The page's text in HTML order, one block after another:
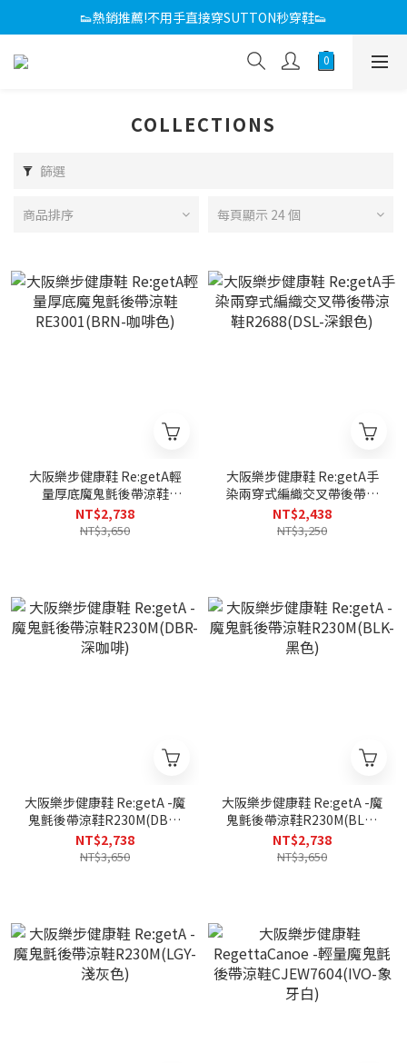
感恩回饋媽咪 滿額折
👟熱銷推薦!不用手直接穿SUTTON秒穿鞋👟
感恩回饋媽咪 滿額折
COLLECTIONS
篩選
商品排序 每頁顯示 24 個
大阪樂步健康鞋 Re:getA輕
量厚底魔鬼氈後帶涼鞋
RE3001(BRN-咖啡色)
NT$2,738
NT$3,650
大阪樂步健康鞋 Re:getA手
染兩穿式編織交叉帶後帶涼
鞋R2688(DSL-深銀色)
NT$2,438
NT$3,250
大阪樂步健康鞋 Re:getA -魔
鬼氈後帶涼鞋R230M(DBR-
深咖啡)
NT$2,738
NT$3,650
大阪樂步健康鞋 Re:getA -魔
鬼氈後帶涼鞋R230M(BLK-
黑色)
NT$2,738
NT$3,650